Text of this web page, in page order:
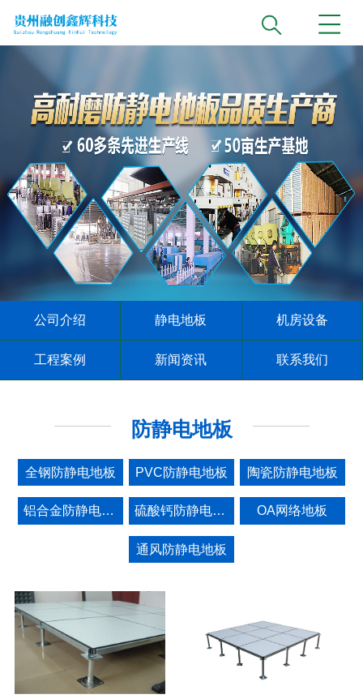
公司介绍 静电地板 机房设备
工程案例 新闻资讯 联系我们
防静电地板
全钢防静电地板 PVC防静电地板 陶瓷防静电地板
铝合金防静电地板 硫酸钙防静电地板 OA网络地板
通风防静电地板